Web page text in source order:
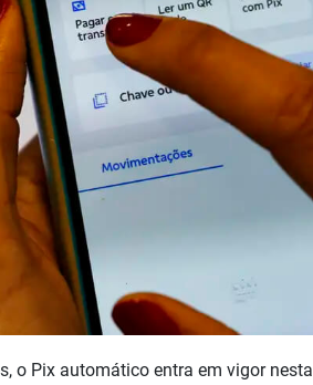
o Pix automático entra em vigor